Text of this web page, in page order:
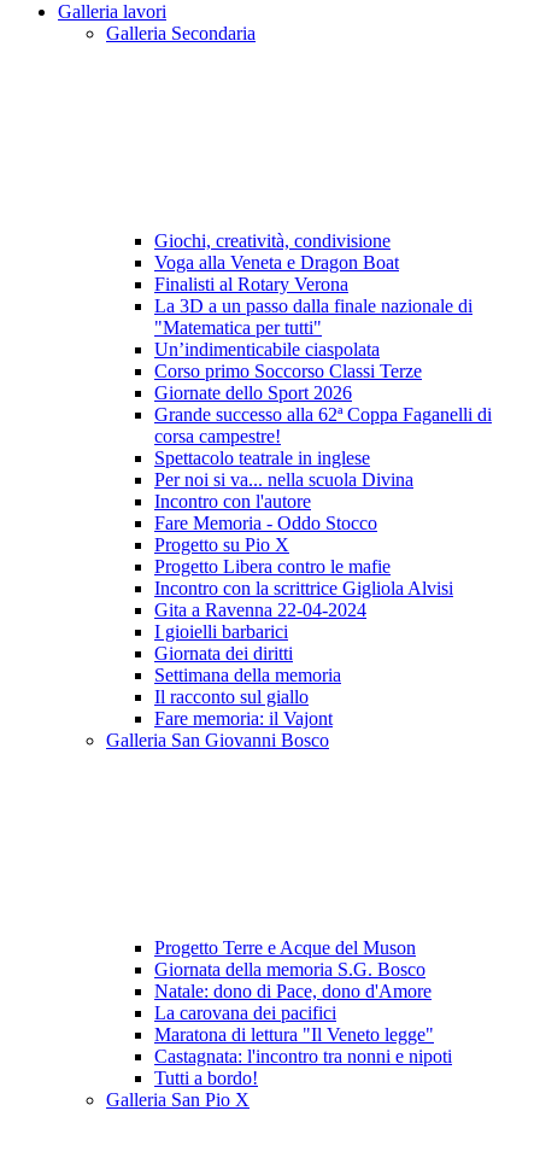
Galleria lavori
Galleria Secondaria
Giochi, creatività, condivisione
Voga alla Veneta e Dragon Boat
Finalisti al Rotary Verona
La 3D a un passo dalla finale nazionale di
"Matematica per tutti"
Un’indimenticabile ciaspolata
Corso primo Soccorso Classi Terze
Giornate dello Sport 2026
Grande successo alla 62ª Coppa Faganelli di
corsa campestre!
Spettacolo teatrale in inglese
Per noi si va... nella scuola Divina
Incontro con l'autore
Fare Memoria - Oddo Stocco
Progetto su Pio X
Progetto Libera contro le mafie
Incontro con la scrittrice Gigliola Alvisi
Gita a Ravenna 22-04-2024
I gioielli barbarici
Giornata dei diritti
Settimana della memoria
Il racconto sul giallo
Fare memoria: il Vajont
Galleria San Giovanni Bosco
Progetto Terre e Acque del Muson
Giornata della memoria S.G. Bosco
Natale: dono di Pace, dono d'Amore
La carovana dei pacifici
Maratona di lettura "Il Veneto legge"
Castagnata: l'incontro tra nonni e nipoti
Tutti a bordo!
Galleria San Pio X